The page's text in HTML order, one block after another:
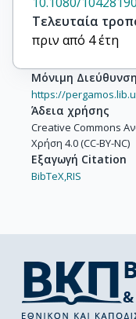
Τελευταία
πριν από 4 έτη
Μόνιμη Διεύθυνση
https://
Άδεια χρήσης
Creative Commons
Χρήση 4.0 (CC-BY-NC)
Εξαγωγή Citation
BibTeX,RIS